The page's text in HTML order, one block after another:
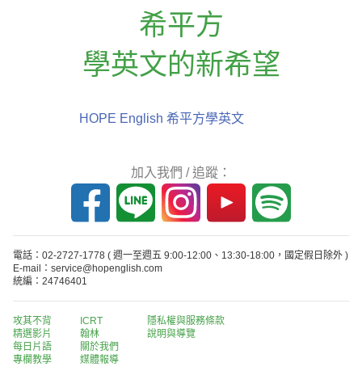
希平方
學英文的新希望
HOPE English 希平方學英文
加入我們 / 追蹤：
電話：02-2727-1778 ( 週一至週五 9:00-12:00、13:30-18:00，國定假日除外 )
E-mail：service@hopenglish.com
統編：24746401
攻其不背
精選影片
每日片語
專欄教學
ICRT
翰林
關於我們
媒體報導
隱私權與服務條款
說明與導覽